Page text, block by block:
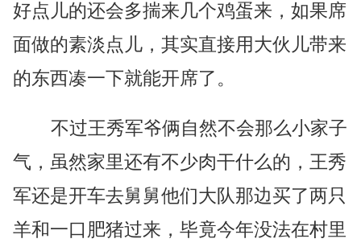
好点儿的还会多揣来几个鸡蛋来，如果席
面做的素淡点儿，其实直接用大伙儿带来
的东西凑一下就能开席了。
不过王秀军爷俩自然不会那么小家子
气，虽然家里还有不少肉干什么的，王秀
军还是开车去舅舅他们大队那边买了两只
羊和一口肥猪过来，毕竟今年没法在村里